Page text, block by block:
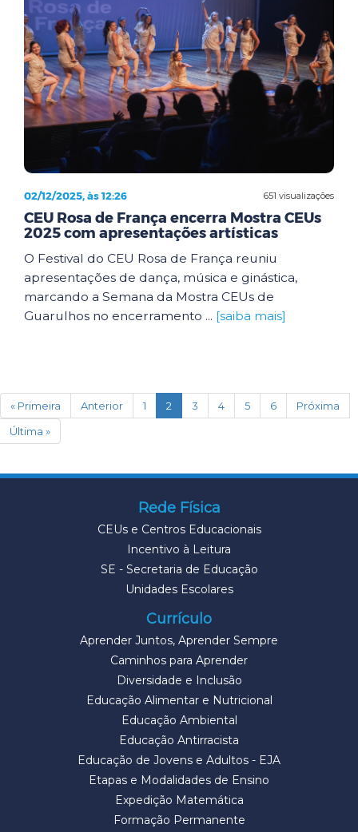
651 visualizações
02/12/2025, às 12:26
CEU Rosa de França encerra Mostra CEUs
2025 com apresentações artísticas
O Festival do CEU Rosa de França reuniu
apresentações de dança, música e ginástica,
marcando a Semana da Mostra CEUs de
Guarulhos no encerramento ... [saiba mais]
« Primeira Anterior 1 2 (current)
3 4 5 6
Próxima
Última »
Rede Física
CEUs e Centros Educacionais
Incentivo à Leitura
SE - Secretaria de Educação
Unidades Escolares
Currículo
Aprender Juntos, Aprender Sempre
Caminhos para Aprender
Diversidade e Inclusão
Educação Alimentar e Nutricional
Educação Ambiental
Educação Antirracista
Educação de Jovens e Adultos - EJA
Etapas e Modalidades de Ensino
Expedição Matemática
Formação Permanente